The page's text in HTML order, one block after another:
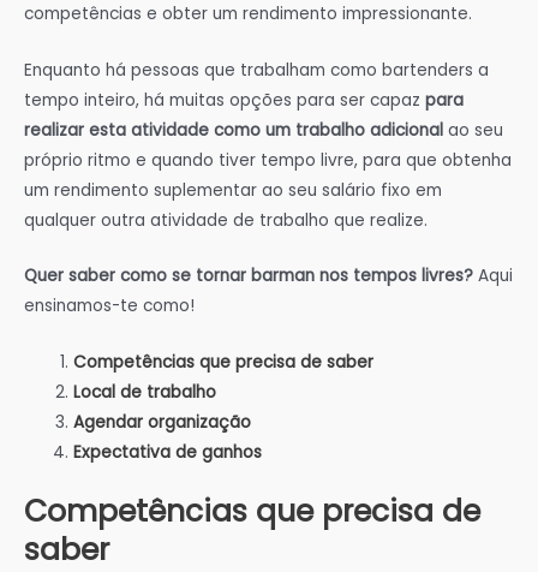
competências e obter um rendimento impressionante.
Enquanto há pessoas que trabalham como bartenders a
tempo inteiro, há muitas opções para ser capaz para
realizar esta atividade como um trabalho adicional ao seu
próprio ritmo e quando tiver tempo livre, para que obtenha
um rendimento suplementar ao seu salário fixo em
qualquer outra atividade de trabalho que realize.
Quer saber como se tornar barman nos tempos livres? Aqui
ensinamos-te como!
Competências que precisa de saber
Local de trabalho
Agendar organização
Expectativa de ganhos
Competências que precisa de
saber